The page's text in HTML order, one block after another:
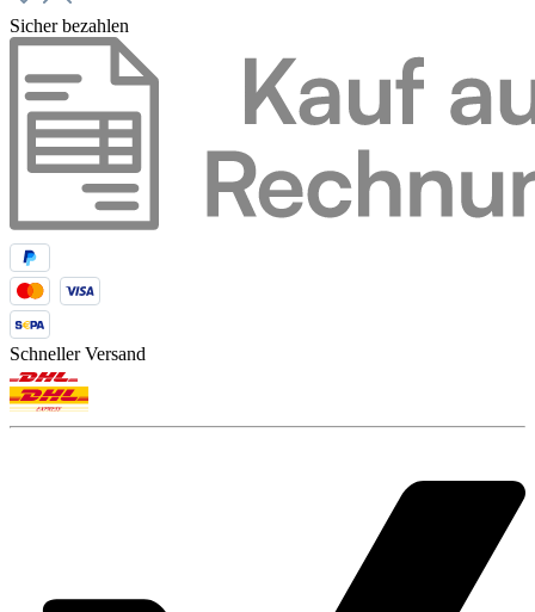
Sicher bezahlen
Schneller Versand